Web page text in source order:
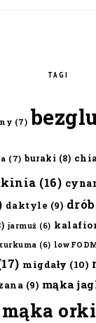
TAGI
(7)
(7) buraki (8)
(16)
daktyle (9) drób
jarmuż (6)
(6)
migdały (10)
(9) mąka
mąka